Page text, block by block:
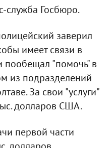
служба Госбюро.
заверил
имеет связи в
пообещал "помочь" в
из подразделений
За свои "услуги"
долларов США.
первой части